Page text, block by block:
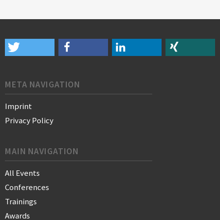
META NAVIGATION
Imprint
Privacy Policy
MAIN NAVIGATION
All Events
Conferences
Trainings
Awards